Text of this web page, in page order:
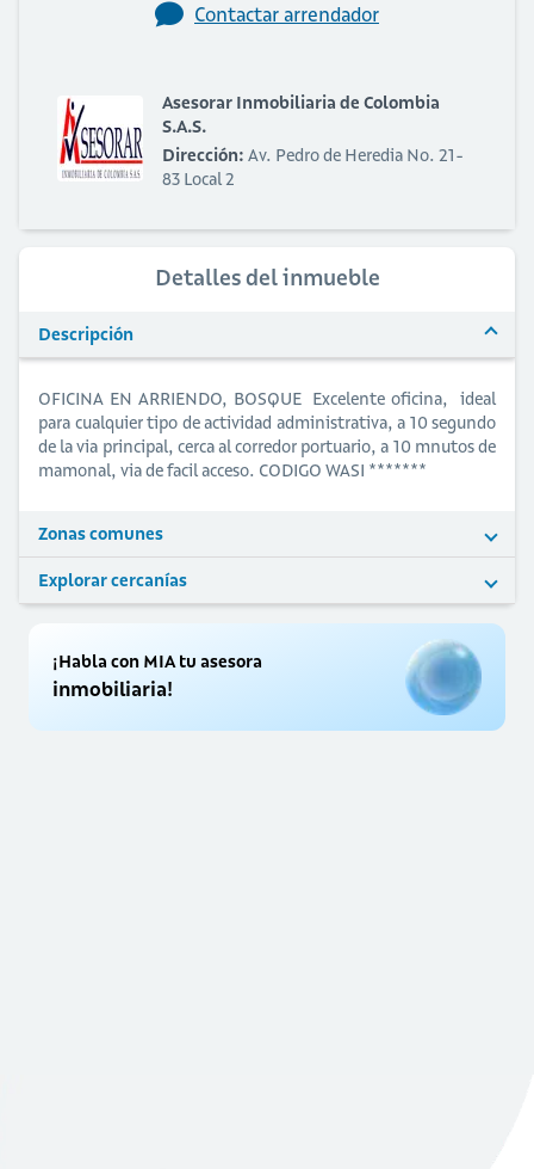
Contactar arrendador
Asesorar Inmobiliaria de Colombia
S.A.S.
Dirección: Av. Pedro de Heredia No. 21-
83 Local 2
Detalles del inmueble
Descripción
OFICINA EN ARRIENDO, BOSQUE Excelente oficina, ideal
para cualquier tipo de actividad administrativa, a 10 segundo
de la via principal, cerca al corredor portuario, a 10 mnutos de
mamonal, via de facil acceso. CODIGO WASI *******
Zonas comunes
Explorar cercanías
¡Habla con MIA tu asesora
inmobiliaria!